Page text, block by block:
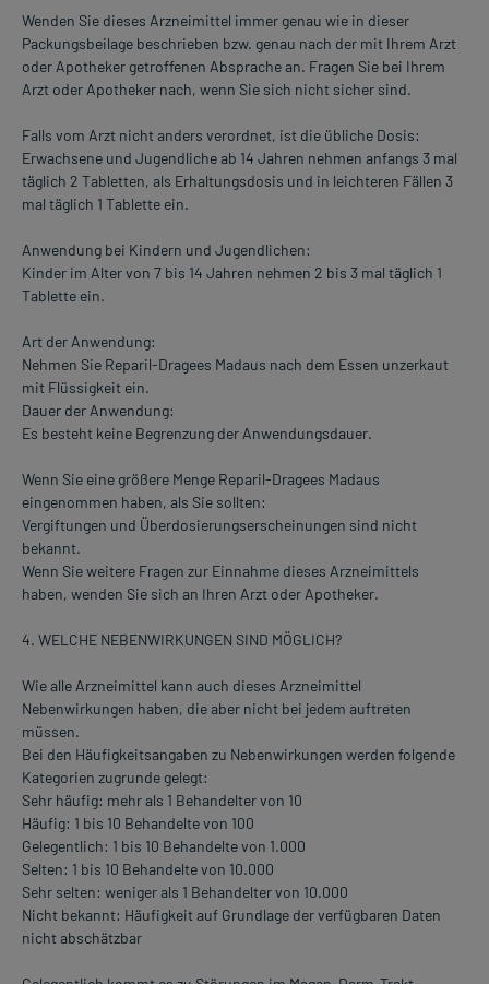
Wenden Sie dieses Arzneimittel immer genau wie in dieser
Packungsbeilage beschrieben bzw. genau nach der mit Ihrem Arzt
oder Apotheker getroffenen Absprache an. Fragen Sie bei Ihrem
Arzt oder Apotheker nach, wenn Sie sich nicht sicher sind.
Falls vom Arzt nicht anders verordnet, ist die übliche Dosis:
Erwachsene und Jugendliche ab 14 Jahren nehmen anfangs 3 mal
täglich 2 Tabletten, als Erhaltungsdosis und in leichteren Fällen 3
mal täglich 1 Tablette ein.
Anwendung bei Kindern und Jugendlichen:
Kinder im Alter von 7 bis 14 Jahren nehmen 2 bis 3 mal täglich 1
Tablette ein.
Art der Anwendung:
Nehmen Sie Reparil-Dragees Madaus nach dem Essen unzerkaut
mit Flüssigkeit ein.
Dauer der Anwendung:
Es besteht keine Begrenzung der Anwendungsdauer.
Wenn Sie eine größere Menge Reparil-Dragees Madaus
eingenommen haben, als Sie sollten:
Vergiftungen und Überdosierungserscheinungen sind nicht
bekannt.
Wenn Sie weitere Fragen zur Einnahme dieses Arzneimittels
haben, wenden Sie sich an Ihren Arzt oder Apotheker.
4. WELCHE NEBENWIRKUNGEN SIND MÖGLICH?
Wie alle Arzneimittel kann auch dieses Arzneimittel
Nebenwirkungen haben, die aber nicht bei jedem auftreten
müssen.
Bei den Häufigkeitsangaben zu Nebenwirkungen werden folgende
Kategorien zugrunde gelegt:
Sehr häufig: mehr als 1 Behandelter von 10
Häufig: 1 bis 10 Behandelte von 100
Gelegentlich: 1 bis 10 Behandelte von 1.000
Selten: 1 bis 10 Behandelte von 10.000
Sehr selten: weniger als 1 Behandelter von 10.000
Nicht bekannt: Häufigkeit auf Grundlage der verfügbaren Daten
nicht abschätzbar